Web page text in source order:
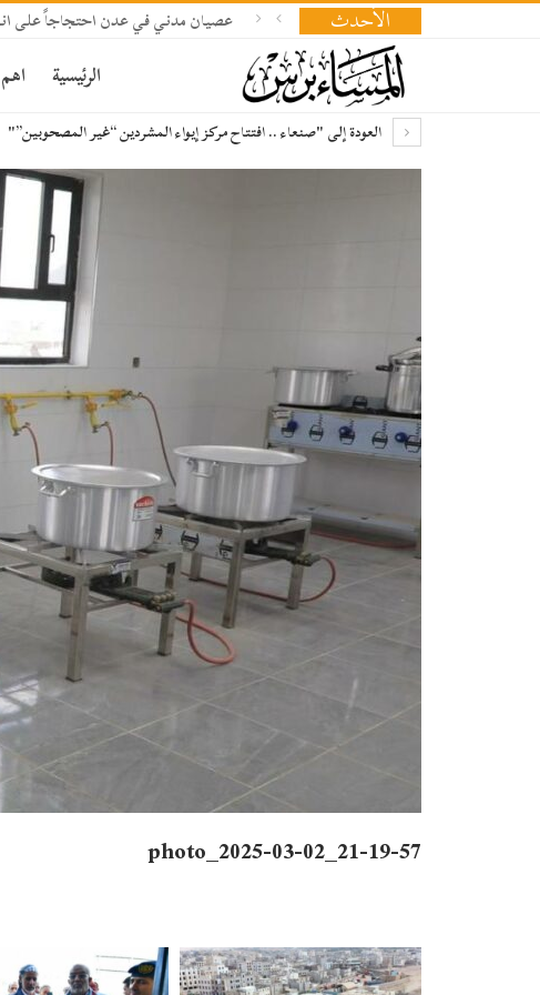
الأحدث عصيان مدني في عدن احتجاجاً على
الرئيسية
العودة إلى "صنعاء .. افتتاح مركز إيواء المشردين “غير المصحوبين”"
photo_2025-03-02_21-19-57